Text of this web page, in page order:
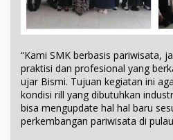
“Kami SMK berbasis pariwisata,
praktisi dan profesional yang
ujar Bismi. Tujuan kegiatan ini
kondisi rill yang dibutuhkan
bisa mengupdate hal hal baru
perkembangan pariwisata di